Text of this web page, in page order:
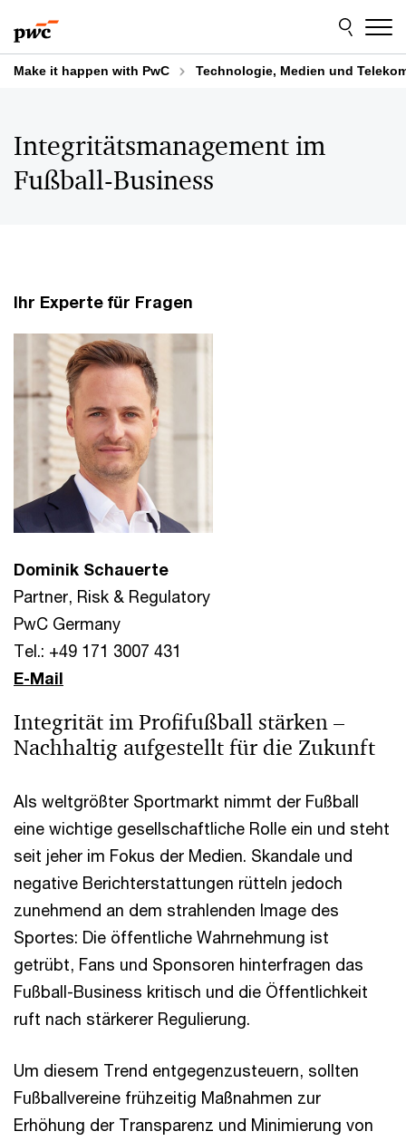
to
content
to
footer
Make it happen with PwC Technologie, Medien und
Integritätsmanagement im
Fußball-Business
Ihr Experte für Fragen
Dominik Schauerte
Partner, Risk & Regulatory
PwC Germany
Tel.: +49 171 3007 431
E-Mail
Integrität im Profifußball stärken –
Nachhaltig aufgestellt für die Zukunft
Als weltgrößter Sportmarkt nimmt der Fußball
eine wichtige gesellschaftliche Rolle ein und steht
seit jeher im Fokus der Medien. Skandale und
negative Berichterstattungen rütteln jedoch
zunehmend an dem strahlenden Image des
Sportes: Die öffentliche Wahrnehmung ist
getrübt, Fans und Sponsoren hinterfragen das
Fußball-Business kritisch und die Öffentlichkeit
ruft nach stärkerer Regulierung.
Um diesem Trend entgegenzusteuern, sollten
Fußballvereine frühzeitig Maßnahmen zur
Erhöhung der Transparenz und Minimierung von